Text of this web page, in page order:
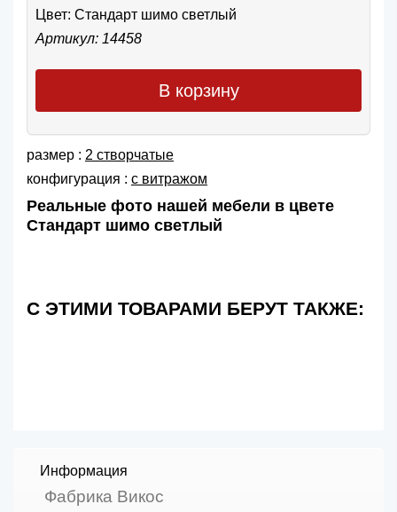
Цвет: Стандарт шимо светлый
Артикул: 14458
В корзину
размер : 2 створчатые
конфигурация : с витражом
Реальные фото нашей мебели в цвете
Стандарт шимо светлый
С ЭТИМИ ТОВАРАМИ БЕРУТ ТАКЖЕ:
Информация
Фабрика Викос